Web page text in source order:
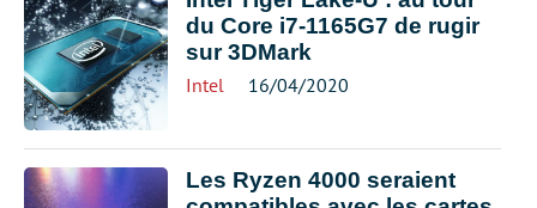
du Core i7-1165G7 de rugir
sur 3DMark
Intel 16/04/2020
Les Ryzen 4000 seraient